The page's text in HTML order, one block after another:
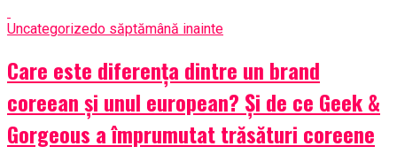
Uncategorizedo săptămână inainte
Care este diferența dintre un brand
coreean și unul european? Și de ce Geek &
Gorgeous a împrumutat trăsături coreene